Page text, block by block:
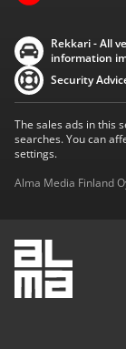
Rekkari - All
information
Security
The sales ads in this
searches. You can
settings.
Alma Media Finland